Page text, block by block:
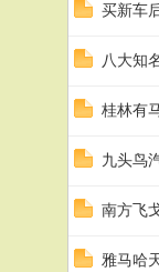
买新车
八大知
桂林有
九头鸟
南方飞
雅马哈